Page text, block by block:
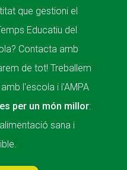
que gestioni el
Educatiu del
Contacta amb
de tot! Treballem
l'escola i l'AMPA
per un món millor:
sana i